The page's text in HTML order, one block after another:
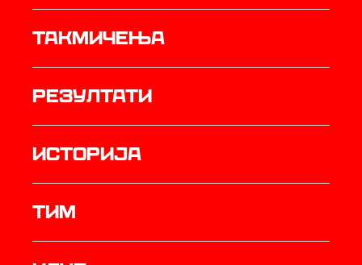
Такмичења
резултати
историја
ТИМ